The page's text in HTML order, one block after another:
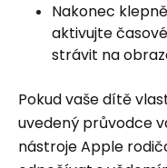
Nakonec
aktivujte
strávit na
Pokud vaše dítě
uvedený průvodce
nástroje Apple